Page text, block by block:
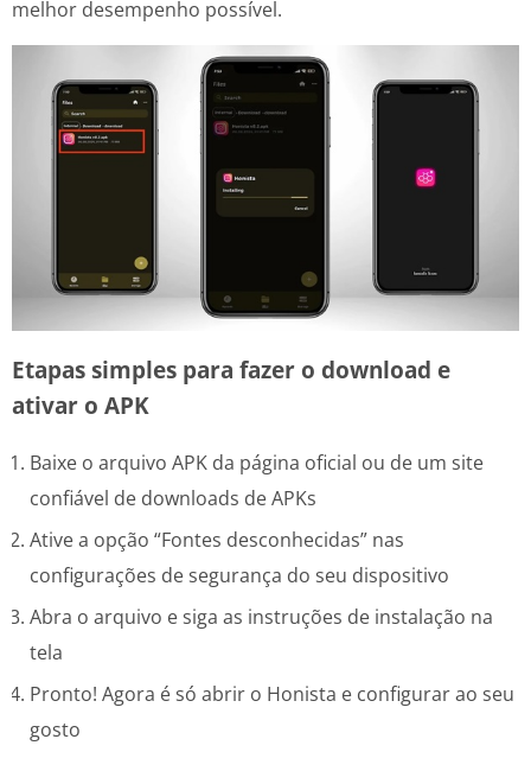
melhor desempenho possível.
Etapas simples para fazer o download e
ativar o APK
Baixe o arquivo APK da página oficial ou de um site
confiável de downloads de APKs
Ative a opção “Fontes desconhecidas” nas
configurações de segurança do seu dispositivo
Abra o arquivo e siga as instruções de instalação na
tela
Pronto! Agora é só abrir o Honista e configurar ao seu
gosto